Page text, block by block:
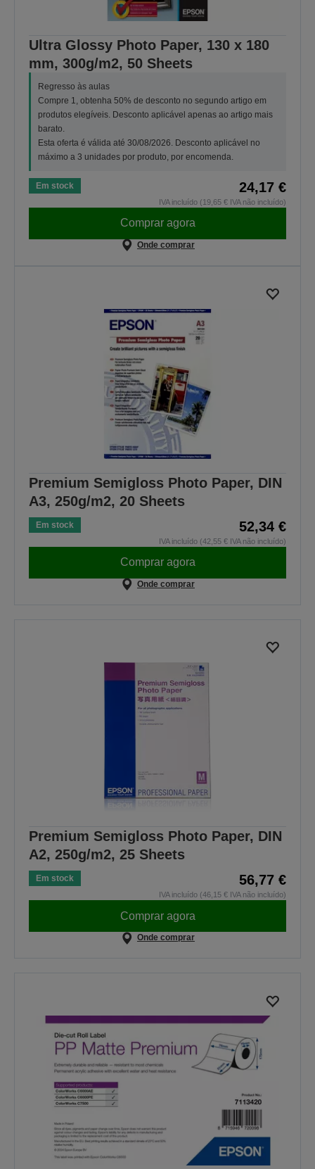
Ultra Glossy Photo Paper, 130 x 180
mm, 300g/m2, 50 Sheets
Regresso às aulas
Compre 1, obtenha 50% de desconto no segundo artigo em
produtos elegíveis. Desconto aplicável apenas ao artigo mais
barato.
Esta oferta é válida até 30/08/2026. Desconto aplicável no
máximo a 3 unidades por produto, por encomenda.
Em stock 24,17 €
IVA incluído (19,65 € IVA não incluído)
Comprar agora
Onde comprar
Premium Semigloss Photo Paper, DIN
A3, 250g/m2, 20 Sheets
Em stock 52,34 €
IVA incluído (42,55 € IVA não incluído)
Comprar agora
Onde comprar
Premium Semigloss Photo Paper, DIN
A2, 250g/m2, 25 Sheets
Em stock 56,77 €
IVA incluído (46,15 € IVA não incluído)
Comprar agora
Onde comprar